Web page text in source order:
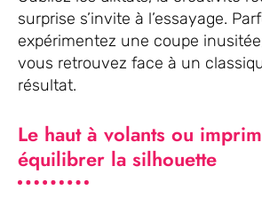
surprise s’invite à l’essayage.
expérimentez une coupe
vous retrouvez face à un
résultat.
Le haut à volants ou
équilibrer la silhouette